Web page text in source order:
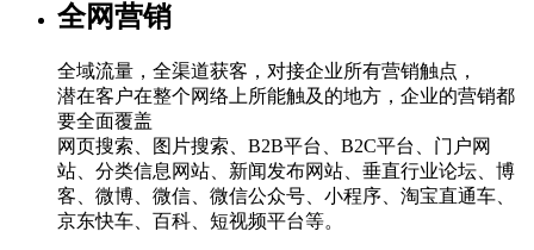
全网营销
全域流量，全渠道获客，对接企业所有营销触点，
潜在客户在整个网络上所能触及的地方，企业的营销都
要全面覆盖
网页搜索、图片搜索、B2B平台、B2C平台、门户网
站、分类信息网站、新闻发布网站、垂直行业论坛、博
客、微博、微信、微信公众号、小程序、淘宝直通车、
京东快车、百科、短视频平台等。